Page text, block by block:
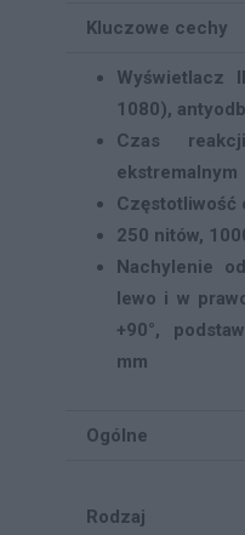
Kluczowe cechy
Wyświetlacz
1080),
Czas
ekstremalnym
Częstotliwość
250 nitów,
Nachylenie
lewo i w
+90°,
mm
Ogólne
Rodzaj